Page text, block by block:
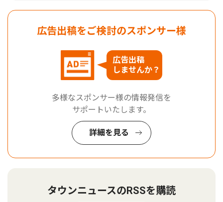
広告出稿をご検討のスポンサー様
広告出稿
しませんか？
多様なスポンサー様の情報発信を
サポートいたします。
詳細を見る
タウンニュースのRSSを購読